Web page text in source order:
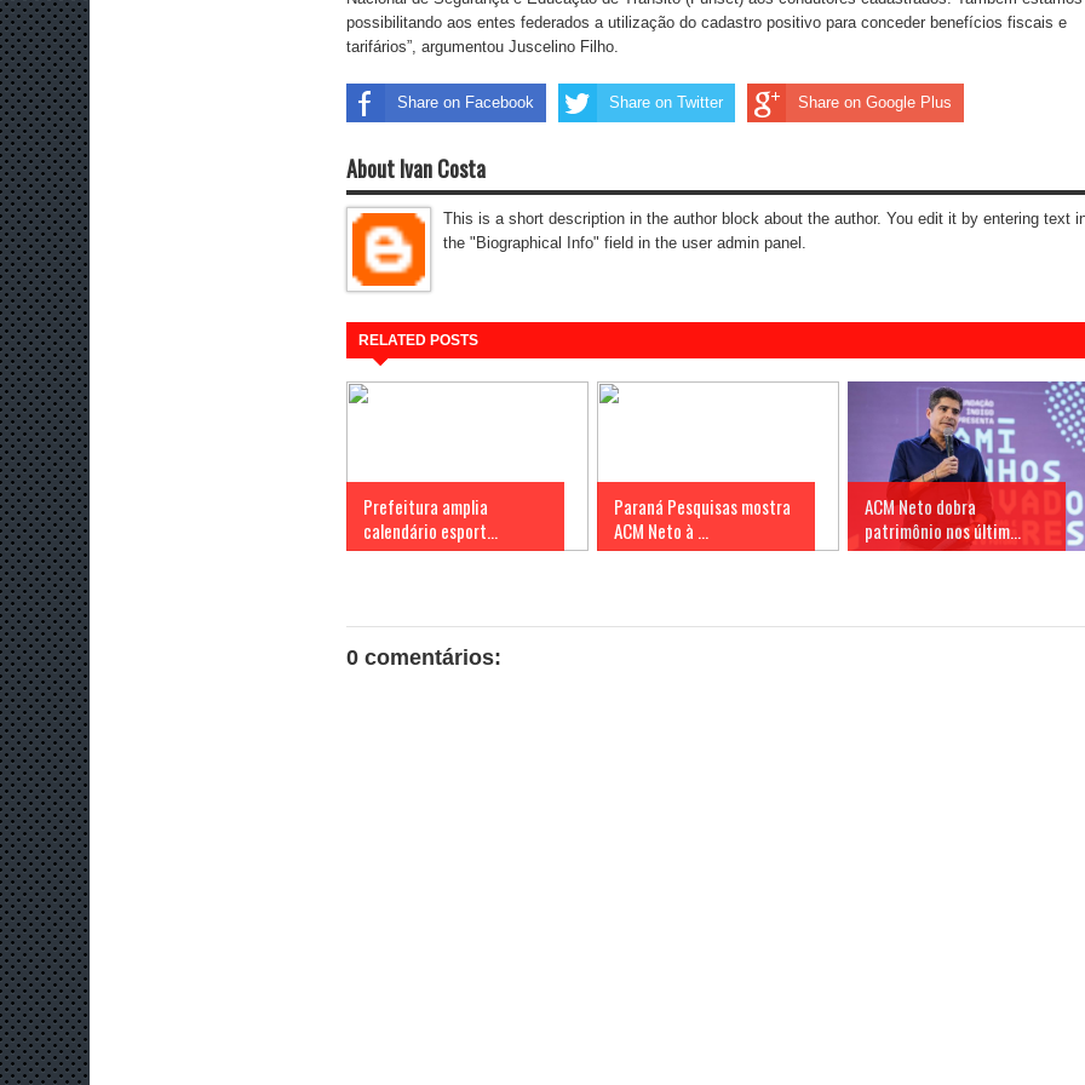
possibilitando aos entes federados a utilização do cadastro positivo para conceder benefícios fiscais e
tarifários”, argumentou Juscelino Filho.
Share on Facebook Share on Twitter Share on Google Plus
About Ivan Costa
This is a short description in the author block about the author. You edit it by entering text
the "Biographical Info" field in the user admin panel.
RELATED POSTS
Prefeitura amplia
calendário esport...
Paraná Pesquisas mostra
ACM Neto à ...
ACM Neto dobra
patrimônio nos últim...
0 comentários: